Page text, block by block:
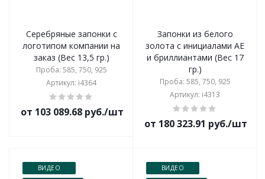
Серебряные запонки с
логотипом компании на
заказ (Вес 13,5 гр.)
Проба: 585, 750, 925
Артикул: i4364
от 103 089.68 руб./шт
Запонки из белого
золота с инициалами АЕ
и бриллиантами (Вес 17
гр.)
Проба: 585, 750, 925
Артикул: i4313
от 180 323.91 руб./шт
ВИДЕО
ВИДЕО